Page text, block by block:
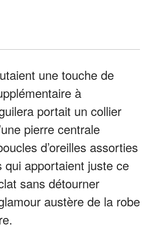
une touche de
à
portait un collier
pierre centrale
d’oreilles assorties
qui apportaient juste ce
sans détourner
austère de la robe